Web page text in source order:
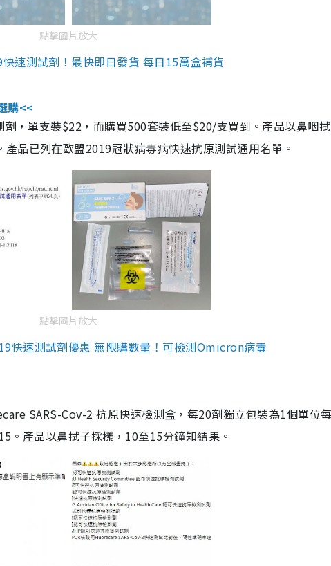
點擊圖片放大
速測試劑！最快即日發貨 每日15萬盒補貨
購<<
，單支裝$22，而購買500套裝低至$20/支買到。產品以鼻咽
品已列在歐盟2019冠狀病毒病快速抗原測試通用名單。
點擊圖片放大
快速測試劑優惠 無限購數量！可檢測Omicron病毒
SARS-Cov-2 抗原快速檢測盒，每20劑獨立包裝為1個單位
。產品以鼻拭子採樣，10至15分鐘知結果。